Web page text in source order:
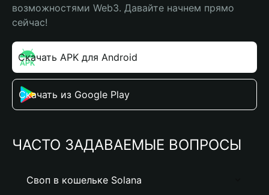
возможностями Web3. Давайте начнем прямо
сейчас!
Скачать APK для Android
Скачать из Google Play
ЧАСТО ЗАДАВАЕМЫЕ ВОПРОСЫ
Своп в кошельке Solana